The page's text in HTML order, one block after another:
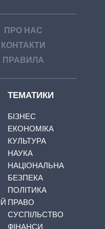
ПРО НАС
КОНТАКТИ
ПРАВИЛА
ТЕМАТИКИ
БІЗНЕС
ЕКОНОМІКА
КУЛЬТУРА
НАУКА
НАЦІОНАЛЬНА
БЕЗПЕКА
ПОЛІТИКА
ПРАВО
СУСПІЛЬСТВО
ФІНАНСИ